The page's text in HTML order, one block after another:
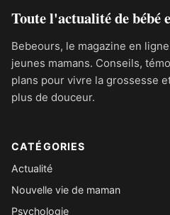
Toute l'actualité de bébé
Bebeours, le magazine en
jeunes mamans. Conseils,
plans pour vivre la grossesse
plus de douceur.
CATÉGORIES
Actualité
Nouvelle vie de maman
Psychologie